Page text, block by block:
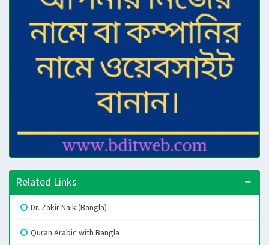
Related Links
Dr. Zakir Naik (Bangla)
Quran Arabic with Bangla